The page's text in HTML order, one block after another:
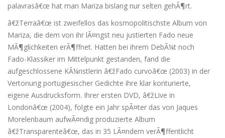
palavrasâ€œ hat man Mariza bislang nur selten gehÃ¶rt.
â€žTerraâ€œ ist zweifellos das kosmopolitischste Album von
Mariza, die dem von ihr lÃ¤ngst neu justierten Fado neue
MÃ¶glichkeiten erÃ¶ffnet. Hatten bei ihrem DebÃ¼t noch
Fado-Klassiker im Mittelpunkt gestanden, fand die
aufgeschlossene KÃ¼nstlerin â€žFado curvoâ€œ (2003) in der
Vertonung portugiesischer Gedichte ihre klar konturierte,
eigene Ausdrucksform. Ihrer ersten DVD, â€žLive in
Londonâ€œ (2004), folgte ein Jahr spÃ¤ter das von Jaques
Morelenbaum aufwÃ¤ndig produzierte Album
â€žTransparenteâ€œ, das in 35 LÃ¤ndern verÃ¶ffentlicht